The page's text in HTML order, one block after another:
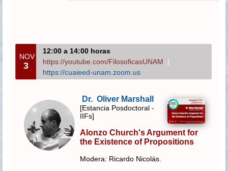
NOV
3
12:00 a 14:00 horas
https://youtube.com/FilosoficasUNAM
|
https://cuaieed-unam.zoom.us
Dr. Oliver Marshall
[Estancia Posdoctoral -
IIFs]
Alonzo Church's Argument for
the Existence of Propositions
Modera: Ricardo Nicolás.